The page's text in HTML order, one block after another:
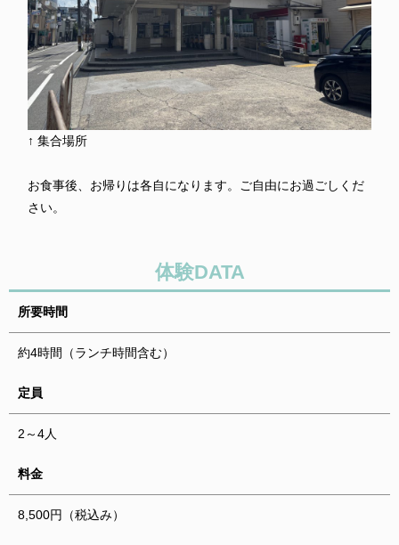
↑ 集合場所
お食事後、お帰りは各自になります。ご自由にお過ごしくだ
さい。
体験DATA
所要時間
約4時間（ランチ時間含む）
定員
2～4人
料金
8,500円（税込み）